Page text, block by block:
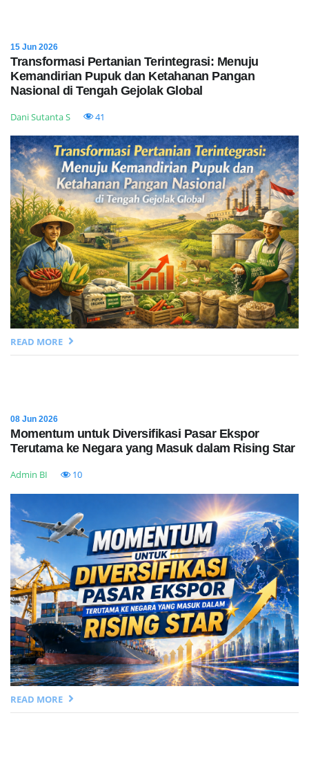
15 Jun 2026
Transformasi Pertanian Terintegrasi: Menuju
Kemandirian Pupuk dan Ketahanan Pangan
Nasional di Tengah Gejolak Global
Dani Sutanta S 41
READ MORE
08 Jun 2026
Momentum untuk Diversifikasi Pasar Ekspor
Terutama ke Negara yang Masuk dalam Rising Star
Admin BI 10
READ MORE